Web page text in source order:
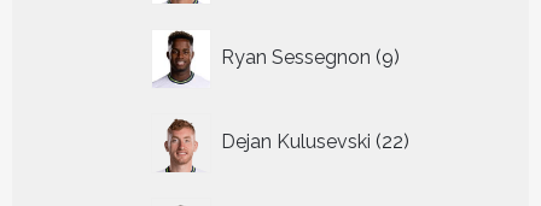
Ryan Sessegnon 9
producten
Dejan Kulusevski 22
producten